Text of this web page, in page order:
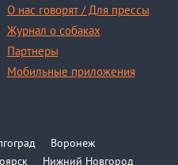
О нас говорят / Для прессы
Журнал о собаках
Партнеры
Мобильные приложения
Воронеж
Нижний Новгород